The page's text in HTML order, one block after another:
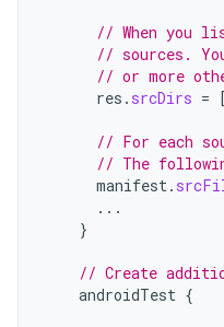
// When you
// sources.
// or more
res . srcDirs = [
// For each
// The
manifest.
...
}
// Create
androidTest {